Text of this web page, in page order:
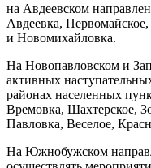
на Авдеевском
Авдеевка,
и Новомихайловка.
На Новопавловском и
активных
районах населенных
Времовка, Шахтерское,
Павловка, Веселое,
На Южнобужском